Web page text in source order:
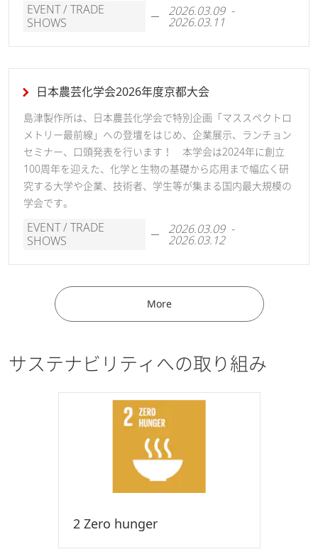
EVENT / TRADE
SHOWS
2026.03.09 -
2026.03.11
日本農芸化学会2026年度京都大会
島津製作所は、日本農芸化学会で特別企画「マススペクトロ
メトリー最前線」への登壇をはじめ、企業展示、ランチョン
セミナー、口頭発表を行います！ 本学会は2024年に創立
100周年を迎えた、化学と生物の基礎から応用まで幅広く研
究する大学や企業、技術者、学生等が集まる国内最大規模の
学会です。
EVENT / TRADE
SHOWS
2026.03.09 -
2026.03.12
More
サステナビリティへの取り組み
2 Zero hunger